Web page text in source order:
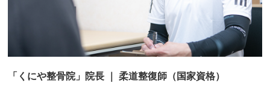
「くにや整骨院」院長 ｜ 柔道整復師（国家資格）